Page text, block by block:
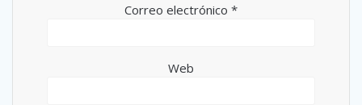
Correo electrónico *
Web